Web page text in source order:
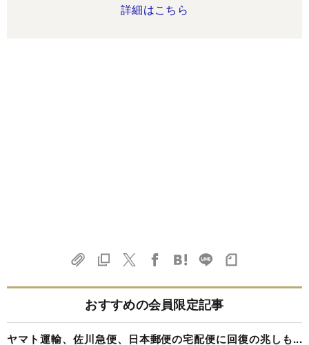
詳細はこちら
おすすめの会員限定記事
ヤマト運輸、佐川急便、日本郵便の宅配便に回復の兆しも...